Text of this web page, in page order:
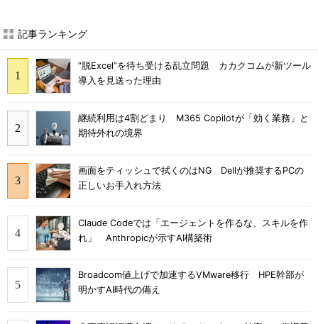
記事ランキング
“脱Excel”を待ち受ける乱立問題 カカクコムが新ツール
導入を見送った理由
継続利用は4割どまり M365 Copilotが「効く業務」と
期待外れの境界
画面をティッシュで拭くのはNG Dellが推奨するPCの
正しいお手入れ方法
Claude Codeでは「エージェントを作るな、スキルを作
れ」 Anthropicが示すAI構築術
Broadcom値上げで加速するVMware移行 HPE幹部が
明かすAI時代の備え